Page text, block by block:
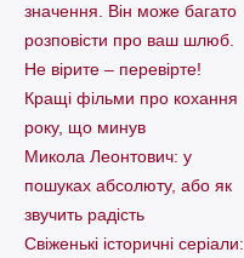
значення. Він може багато
розповісти про ваш шлюб.
Не вірите – перевірте!
Кращі фільми про кохання
року, що минув
Микола Леонтович: у
пошуках абсолюту, або як
звучить радість
Свіженькі історичні серіали: